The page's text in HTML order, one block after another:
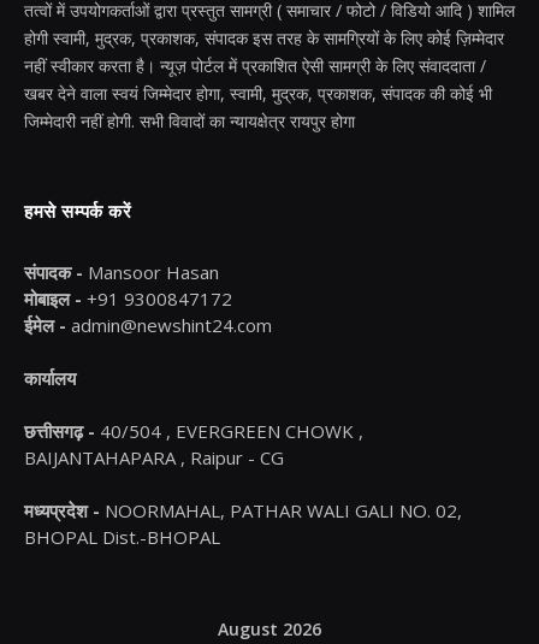
तत्वों में उपयोगकर्ताओं द्वारा प्रस्तुत सामग्री ( समाचार / फोटो / विडियो आदि ) शामिल
होगी स्वामी, मुद्रक, प्रकाशक, संपादक इस तरह के सामग्रियों के लिए कोई ज़िम्मेदार
नहीं स्वीकार करता है। न्यूज़ पोर्टल में प्रकाशित ऐसी सामग्री के लिए संवाददाता /
खबर देने वाला स्वयं जिम्मेदार होगा, स्वामी, मुद्रक, प्रकाशक, संपादक की कोई भी
जिम्मेदारी नहीं होगी. सभी विवादों का न्यायक्षेत्र रायपुर होगा
हमसे सम्पर्क करें
संपादक - Mansoor Hasan
मोबाइल - +91 9300847172
ईमेल - admin@newshint24.com
कार्यालय
छत्तीसगढ़ - 40/504 , EVERGREEN CHOWK ,
BAIJANTAHAPARA , Raipur - CG
मध्यप्रदेश - NOORMAHAL, PATHAR WALI GALI NO. 02,
BHOPAL Dist.-BHOPAL
August 2026